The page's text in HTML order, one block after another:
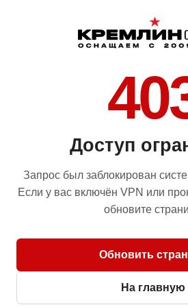
Доступ
Запрос был заблокирован
Если у вас включён VPN или
обновите
Обновить
На главную